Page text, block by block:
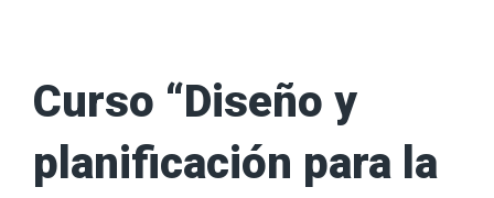
Curso “Diseño y
planificación para la